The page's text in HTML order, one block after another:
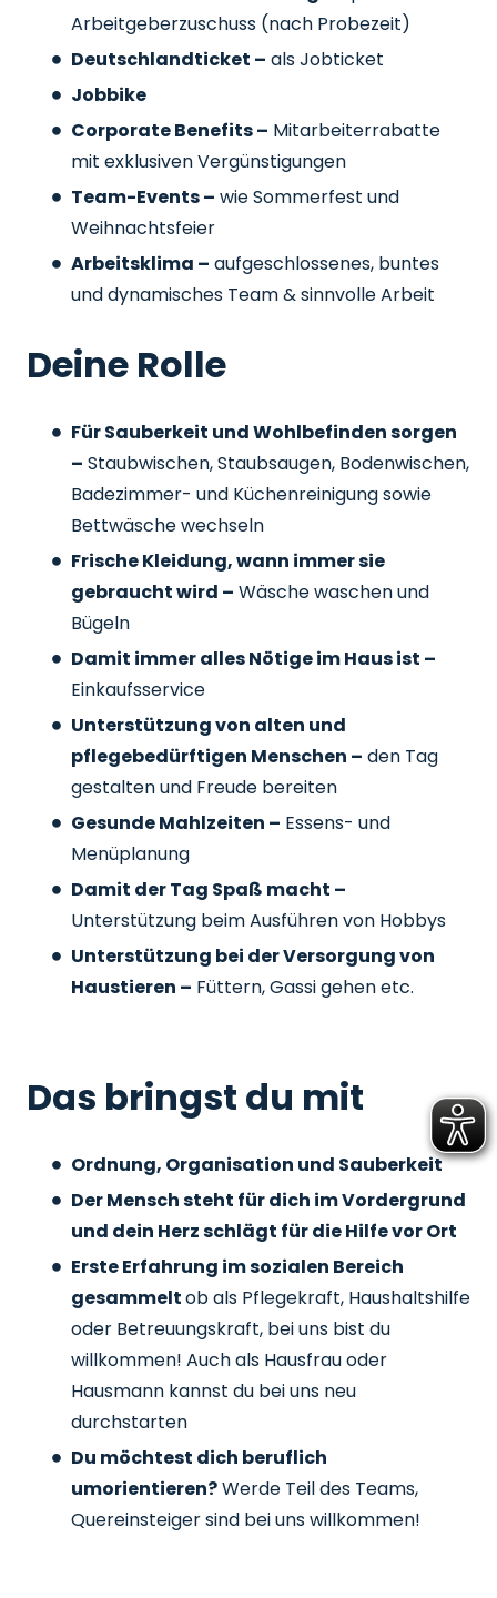
Arbeitgeberzuschuss (nach Probezeit)
Deutschlandticket – als Jobticket
Jobbike
Corporate Benefits – Mitarbeiterrabatte
mit exklusiven Vergünstigungen
Team-Events – wie Sommerfest und
Weihnachtsfeier
Arbeitsklima – aufgeschlossenes, buntes
und dynamisches Team & sinnvolle Arbeit
Deine Rolle
Für Sauberkeit und Wohlbefinden sorgen
– Staubwischen, Staubsaugen, Bodenwischen,
Badezimmer- und Küchenreinigung sowie
Bettwäsche wechseln
Frische Kleidung, wann immer sie
gebraucht wird – Wäsche waschen und
Bügeln
Damit immer alles Nötige im Haus ist –
Einkaufsservice
Unterstützung von alten und
pflegebedürftigen Menschen – den Tag
gestalten und Freude bereiten
Gesunde Mahlzeiten – Essens- und
Menüplanung
Damit der Tag Spaß macht –
Unterstützung beim Ausführen von Hobbys
Unterstützung bei der Versorgung von
Haustieren – Füttern, Gassi gehen etc.
Das bringst du mit
Ordnung, Organisation und Sauberkeit
Der Mensch steht für dich im Vordergrund
und dein Herz schlägt für die Hilfe vor Ort
Erste Erfahrung im sozialen Bereich
gesammeltob als Pflegekraft, Haushaltshilfe
oder Betreuungskraft, bei uns bist du
willkommen! Auch als Hausfrau oder
Hausmann kannst du bei uns neu
durchstarten
Du möchtest dich beruflich
umorientieren?Werde Teil des Teams,
Quereinsteiger sind bei uns willkommen!